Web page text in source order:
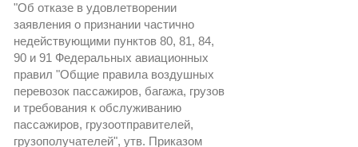
"Об отказе в удовлетворении
заявления о признании частично
недействующими пунктов 80, 81, 84,
90 и 91 Федеральных авиационных
правил "Общие правила воздушных
перевозок пассажиров, багажа, грузов
и требования к обслуживанию
пассажиров, грузоотправителей,
грузополучателей", утв. Приказом